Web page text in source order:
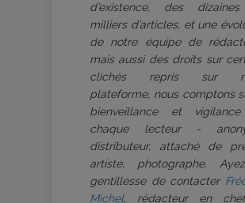
d’existence, des
milliers d’articles, et une
de notre équipe de
mais aussi des droits sur
clichés repris sur
plateforme, nous comptons
bienveillance et
chaque lecteur -
distributeur, attaché de
artiste, photographe.
gentillesse de contacter
Michel, rédacteur en